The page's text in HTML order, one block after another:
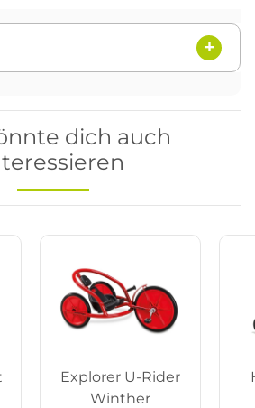
dich auch
Explorer U-Rider
Winther